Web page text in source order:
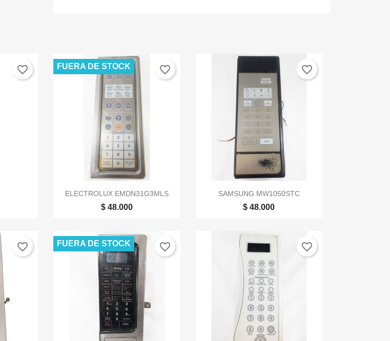
favorite_border
Vista rápida
ELECTROLUX EMDN31G3MLS
$ 48.000
FUERA DE STOCK favorite_border
Vista rápida
SAMSUNG MW1050STC
$ 48.000
favorite_border
favorite_border FUERA DE STOCK favorite_border favorite_border